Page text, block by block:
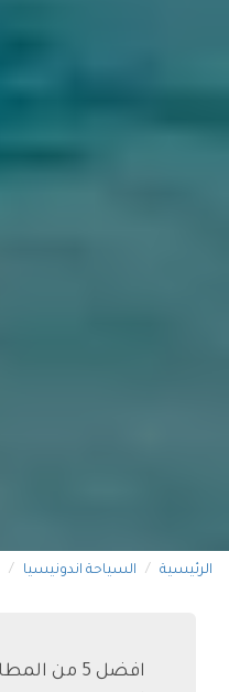
الرئيسية السياحة اندونيسيا